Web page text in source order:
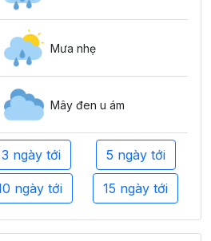
Mưa nhẹ
Mây đen u ám
3 ngày tới 5 ngày tới
ngày tới 15 ngày tới